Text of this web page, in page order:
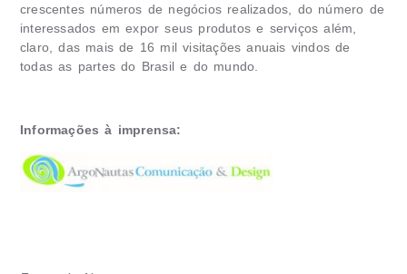
crescentes números de negócios realizados, do número de
interessados em expor seus produtos e serviços além,
claro, das mais de 16 mil visitações anuais vindos de
todas as partes do Brasil e do mundo.
Informações à imprensa: